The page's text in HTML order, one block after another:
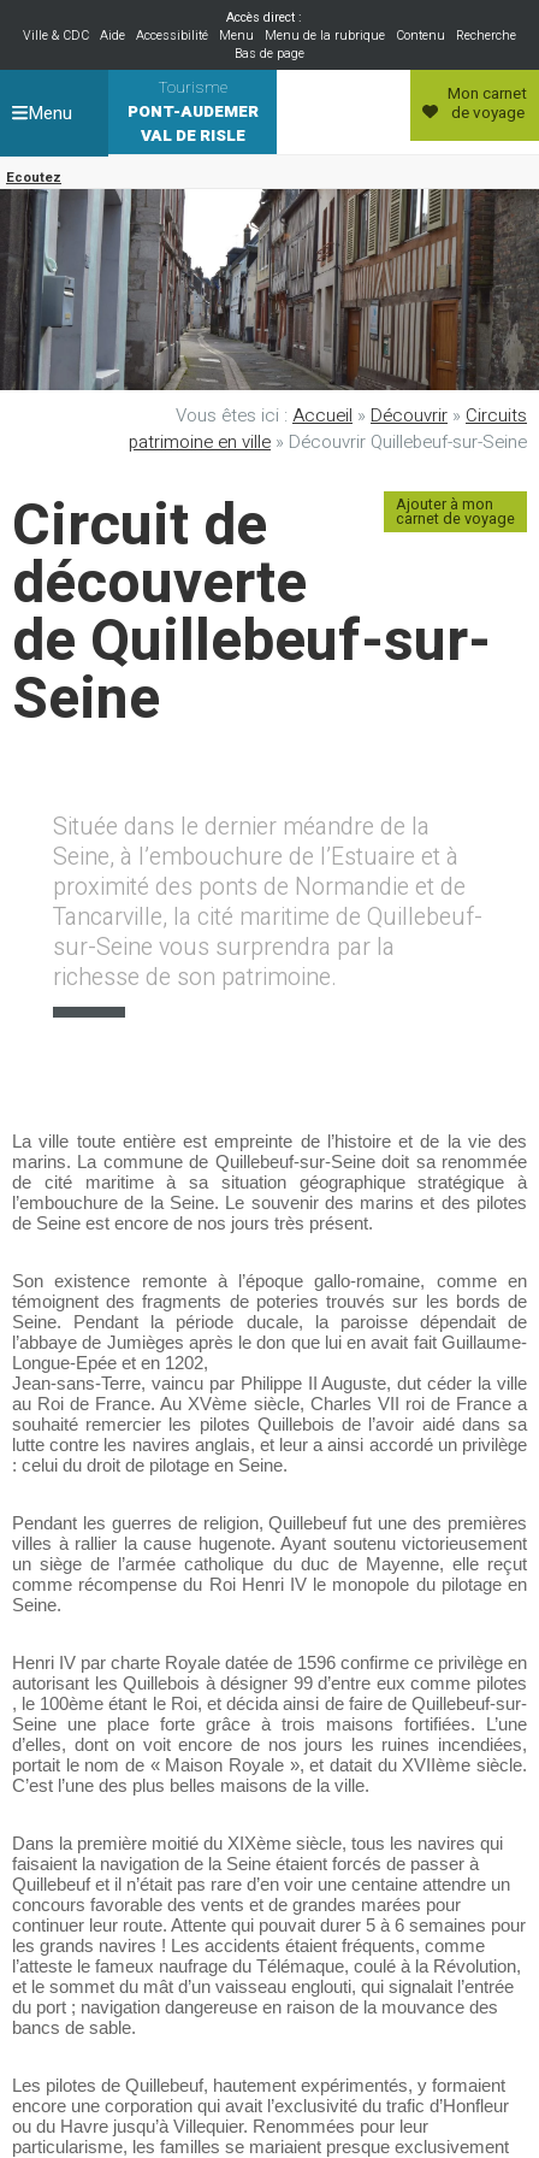
Accès direct :
Ville & CDC Aide Accessibilité Menu Menu de la rubrique Contenu
Recherche
Bas de page
Tourisme
PONT-AUDEMER
VAL DE RISLE
Ecoutez
Mon carnet
de voyage
Menu
Vous êtes ici : Accueil » Découvrir » Circuits
patrimoine en ville » Découvrir Quillebeuf-sur-Seine
Ajouter à mon
carnet de voyage
Circuit de
découverte
de Quillebeuf-sur-
Seine
Située dans le dernier méandre de la
Seine, à l’embouchure de l’Estuaire et à
proximité des ponts de Normandie et de
Tancarville, la cité maritime de Quillebeuf-
sur-Seine vous surprendra par la
richesse de son patrimoine.
La ville toute entière est empreinte de l’histoire et de la vie des
marins. La commune de Quillebeuf-sur-Seine doit sa renommée
de cité maritime à sa situation géographique stratégique à
l’embouchure de la Seine. Le souvenir des marins et des pilotes
de Seine est encore de nos jours très présent.
Son existence remonte à l’époque gallo-romaine, comme en
témoignent des fragments de poteries trouvés sur les bords de
Seine. Pendant la période ducale, la paroisse dépendait de
l’abbaye de Jumièges après le don que lui en avait fait Guillaume-
Longue-Epée et en 1202,
Jean-sans-Terre, vaincu par Philippe II Auguste, dut céder la ville
au Roi de France. Au XVème siècle, Charles VII roi de France a
souhaité remercier les pilotes Quillebois de l’avoir aidé dans sa
lutte contre les navires anglais, et leur a ainsi accordé un privilège
: celui du droit de pilotage en Seine.
Pendant les guerres de religion, Quillebeuf fut une des premières
villes à rallier la cause hugenote. Ayant soutenu victorieusement
un siège de l’armée catholique du duc de Mayenne, elle reçut
comme récompense du Roi Henri IV le monopole du pilotage en
Seine.
Henri IV par charte Royale datée de 1596 confirme ce privilège en
autorisant les Quillebois à désigner 99 d’entre eux comme pilotes
, le 100ème étant le Roi, et décida ainsi de faire de Quillebeuf-sur-
Seine une place forte grâce à trois maisons fortifiées. L’une
d’elles, dont on voit encore de nos jours les ruines incendiées,
portait le nom de « Maison Royale », et datait du XVIIème siècle.
C’est l’une des plus belles maisons de la ville.
Dans la première moitié du XIXème siècle, tous les navires qui
faisaient la navigation de la Seine étaient forcés de passer à
Quillebeuf et il n’était pas rare d’en voir une centaine attendre un
concours favorable des vents et de grandes marées pour
continuer leur route. Attente qui pouvait durer 5 à 6 semaines pour
les grands navires ! Les accidents étaient fréquents, comme
l’atteste le fameux naufrage du Télémaque, coulé à la Révolution,
et le sommet du mât d’un vaisseau englouti, qui signalait l’entrée
du port ; navigation dangereuse en raison de la mouvance des
bancs de sable.
Les pilotes de Quillebeuf, hautement expérimentés, y formaient
encore une corporation qui avait l’exclusivité du trafic d’Honfleur
ou du Havre jusqu’à Villequier. Renommées pour leur
particularisme, les familles se mariaient presque exclusivement